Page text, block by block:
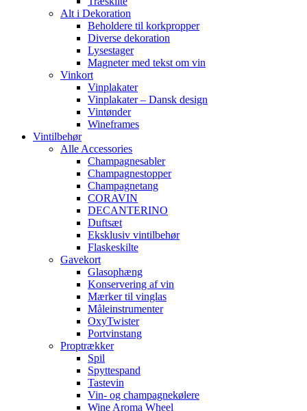
Alt i Dekoration
Beholdere til korkpropper
Diverse dekoration
Lysestager
Magneter med tekst om vin
Vinkort
Vinplakater
Vinplakater – Dansk design
Vintønder
Wineframes
Vintilbehør
Alle Accessories
Champagnesabler
Champagnestopper
Champagnetang
CORAVIN
DECANTERINO
Duftsæt
Eksklusiv vintilbehør
Flaskeskilte
Gavekort
Glasophæng
Konservering af vin
Mærker til vinglas
Måleinstrumenter
OxyTwister
Portvinstang
Proptrækker
Spil
Spyttespand
Tastevin
Vin- og champagnekølere
Wine Aroma Wheel